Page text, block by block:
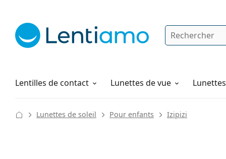
Rechercher
Lentilles de contact
Solutions Lunettes de vue
Comment commander
Lunettes de soleil Pour enfants Izipizi